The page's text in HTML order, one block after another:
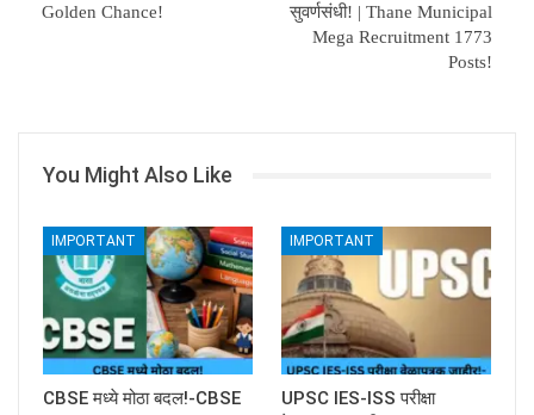
Golden Chance!
सुवर्णसंधी! | Thane Municipal
Mega Recruitment 1773
Posts!
You Might Also Like
IMPORTANT
CBSE मध्ये मोठा बदल!-CBSE
IMPORTANT
UPSC IES-ISS परीक्षा